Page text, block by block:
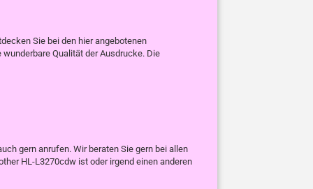
Sie bei den hier angebotenen
Qualität der Ausdrucke. Die
gern anrufen. Wir beraten Sie gern bei allen
HL-L3270cdw ist oder irgend einen anderen